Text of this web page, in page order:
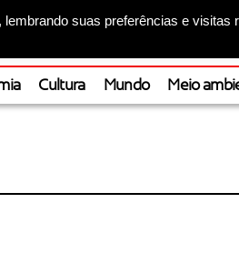
suas preferências e visitas
Cultura Mundo Meio